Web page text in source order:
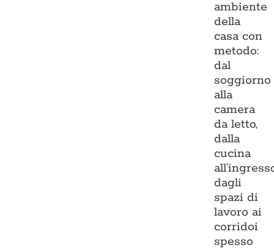
ambiente
della
casa con
metodo:
dal
soggiorno
alla
camera
da letto,
dalla
cucina
dagli
spazi di
lavoro ai
corridoi
spesso